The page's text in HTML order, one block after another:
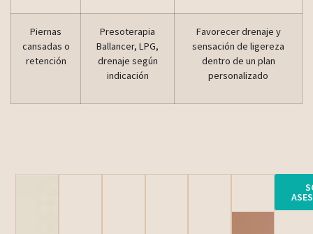
Piernas
cansadas o
retención
Presoterapia
Ballancer, LPG,
drenaje según
indicación
Favorecer drenaje y
sensación de ligereza
dentro de un plan
personalizado